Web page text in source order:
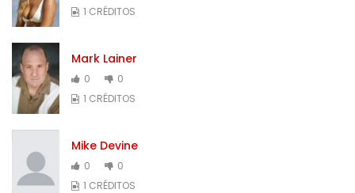
1 CRÉDITOS
Mark Lainer
0
0
1 CRÉDITOS
Mike Devine
0
0
1 CRÉDITOS